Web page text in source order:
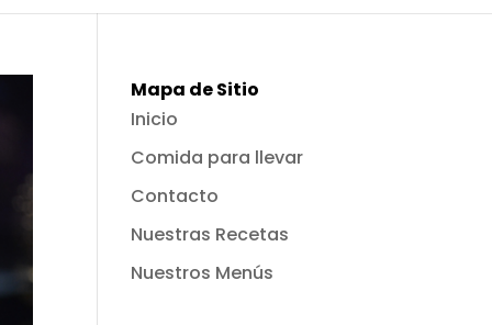
Mapa de Sitio
Inicio
Comida para llevar
Contacto
Nuestras Recetas
Nuestros Menús